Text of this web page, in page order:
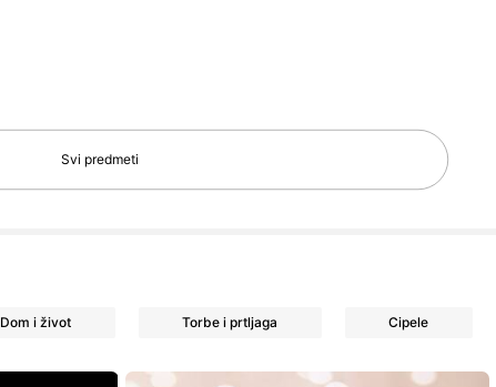
Svi predmeti
Dom i život Torbe i prtljaga Cipele